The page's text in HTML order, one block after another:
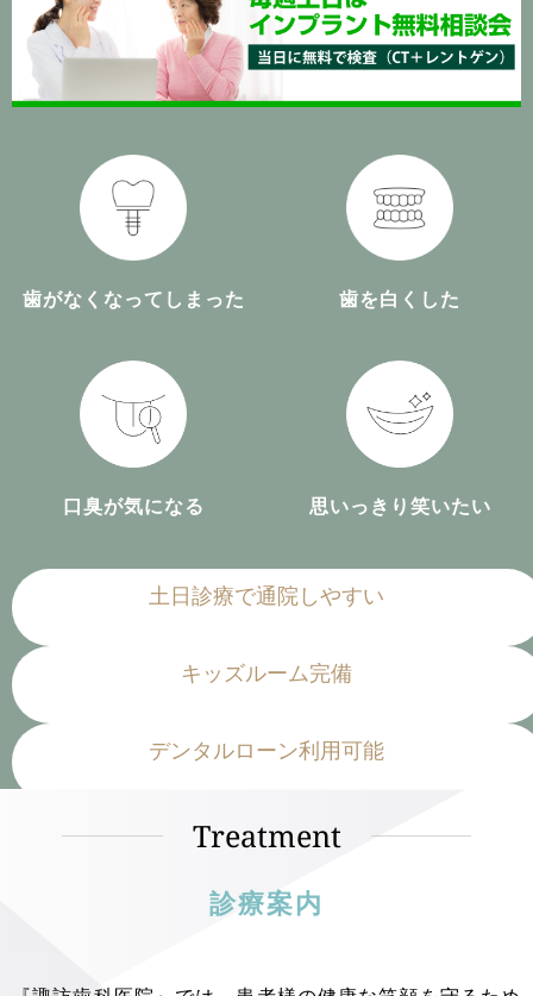
歯がなくなってしまった 歯を白くした
口臭が気になる 思いっきり笑いたい
土日診療で通院しやすい
キッズルーム完備
デンタルローン利用可能
Treatment
診療案内